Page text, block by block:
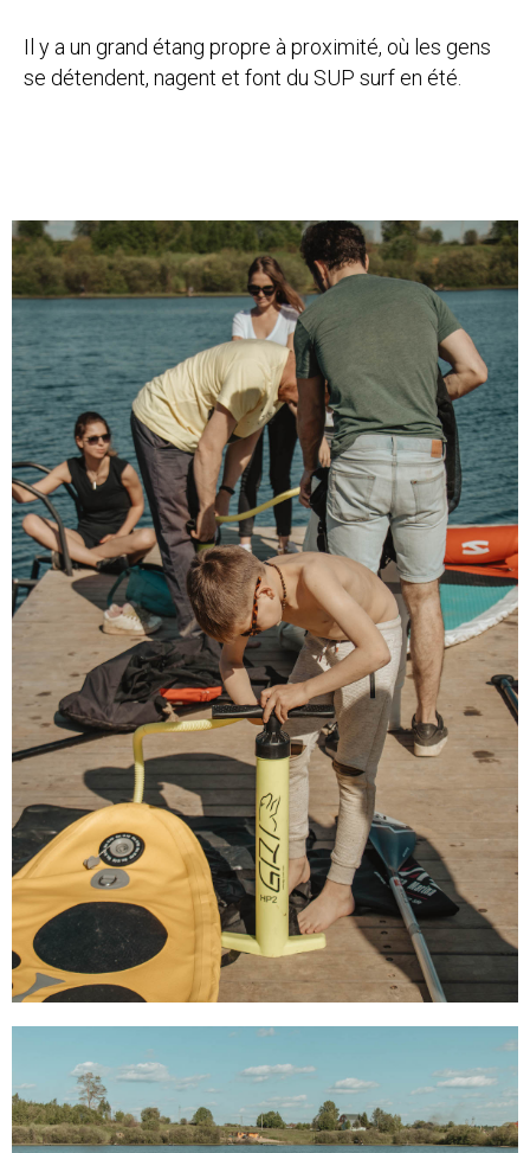
Il y a un grand étang propre à proximité, où les gens
se détendent, nagent et font du SUP surf en été.